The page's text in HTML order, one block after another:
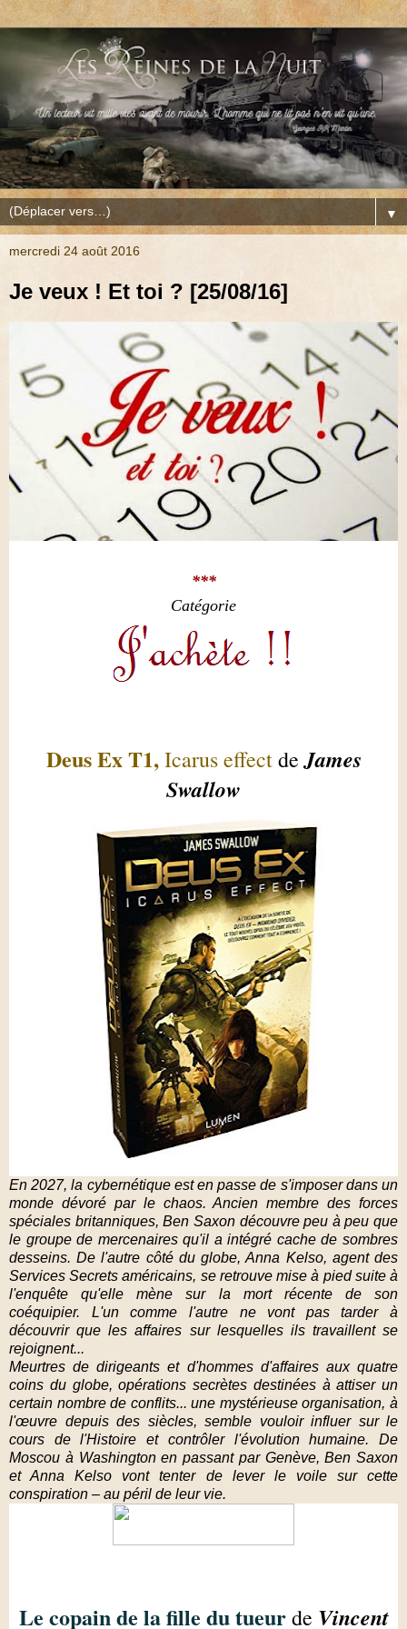
▼
mercredi 24 août 2016
Je veux ! Et toi ? [25/08/16]
***
Catégorie
Deus Ex T1,Icarus effectdeJames
Swallow
En 2027, la cybernétique est en passe de s'imposer dans un
monde dévoré par le chaos. Ancien membre des forces
spéciales britanniques, Ben Saxon découvre peu à peu que
le groupe de mercenaires qu'il a intégré cache de sombres
desseins. De l'autre côté du globe, Anna Kelso, agent des
Services Secrets américains, se retrouve mise à pied suite à
l'enquête qu'elle mène sur la mort récente de son
coéquipier. L'un comme l'autre ne vont pas tarder à
découvrir que les affaires sur lesquelles ils travaillent se
rejoignent...
Meurtres de dirigeants et d'hommes d'affaires aux quatre
coins du globe, opérations secrètes destinées à attiser un
certain nombre de conflits... une mystérieuse organisation, à
l'œuvre depuis des siècles, semble vouloir influer sur le
cours de l'Histoire et contrôler l'évolution humaine. De
Moscou à Washington en passant par Genève, Ben Saxon
et Anna Kelso vont tenter de lever le voile sur cette
conspiration – au péril de leur vie.
Le copain de la fille du tueurde Vincent